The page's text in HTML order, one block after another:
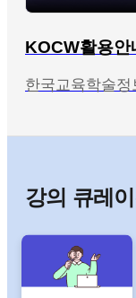
KOCW활용안
한국교육학술정
강의 큐레